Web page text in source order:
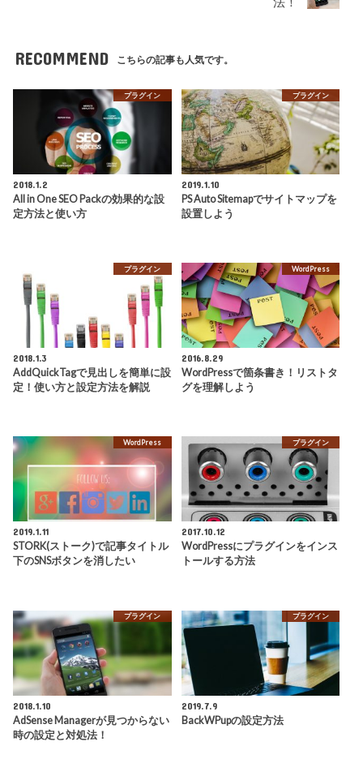
RECOMMEND こちらの記事も人気です。
プラグイン
2018.1.2
All in One SEO Packの効果的な設
定方法と使い方
プラグイン
2019.1.10
PS Auto Sitemapでサイトマップを
設置しよう
プラグイン
2018.1.3
AddQuickTagで見出しを簡単に設
定！使い方と設定方法を解説
WordPress
2016.8.29
WordPressで箇条書き！リストタ
グを理解しよう
WordPress
2019.1.11
STORK(ストーク)で記事タイトル
下のSNSボタンを消したい
プラグイン
2017.10.12
WordPressにプラグインをインス
トールする方法
プラグイン
2018.1.10
AdSense Managerが見つからない
時の設定と対処法！
プラグイン
2019.7.9
BackWPupの設定方法